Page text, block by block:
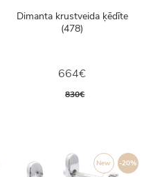
Dimanta krustveida ķēdīte
(478)
664€
830€
-20%
New